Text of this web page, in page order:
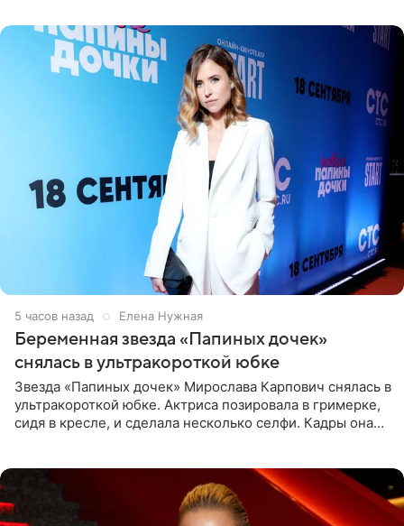
5 часов назад Елена Нужная
Беременная звезда «Папиных дочек»
снялась в ультракороткой юбке
Звезда «Папиных дочек» Мирослава Карпович снялась в
ультракороткой юбке. Актриса позировала в гримерке,
сидя в кресле, и сделала несколько селфи. Кадры она